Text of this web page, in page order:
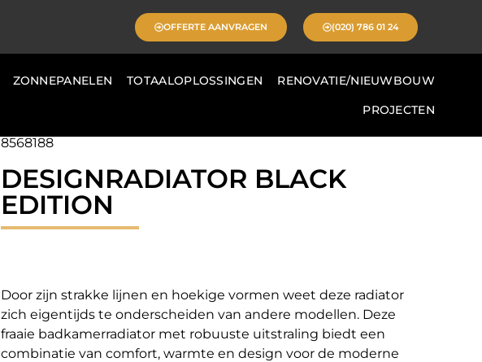
OFFERTE AANVRAGEN (020) 786 01 24
ZONNEPANELEN TOTAALOPLOSSINGEN
RENOVATIE/NIEUWBOUW
PROJECTEN
8568188
DESIGNRADIATOR BLACK
EDITION
Door zijn strakke lijnen en hoekige vormen weet deze radiator
zich eigentijds te onderscheiden van andere modellen. Deze
fraaie badkamerradiator met robuuste uitstraling biedt een
combinatie van comfort, warmte en design voor de moderne